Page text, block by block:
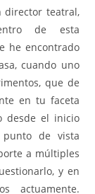
director teatral,
de esta
he encontrado
cuando uno
que de
en tu faceta
desde el inicio
de vista
a múltiples
y en
actuamente.